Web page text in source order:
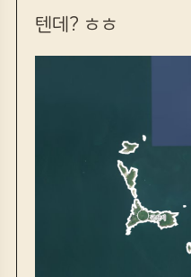
텐데? ㅎㅎ